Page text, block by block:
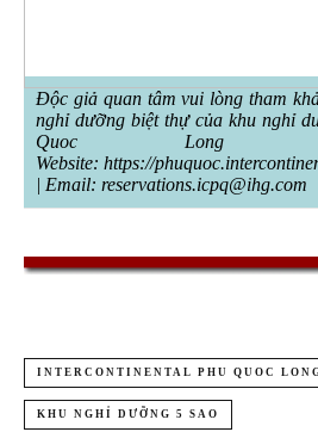
Độc giả quan tâm vui lòng tham
nghỉ dưỡng biệt thự của khu nghỉ
Quoc Long
Website: https://
| Email: reservations.icpq@ihg.com
INTERCONTINENTAL PHU QUOC
KHU NGHỈ DƯỠNG 5 SAO